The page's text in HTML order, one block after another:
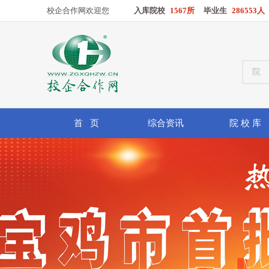
校企合作网欢迎您 入库院校 1567所 毕业生 286553人
首 页 综合资讯 院 校 库